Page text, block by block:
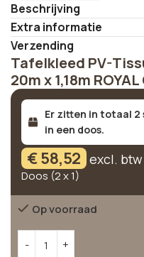
Beschrijving
Extra informatie
Verzending
Tafelkleed PV-
20m x 1,18m
Er zitten in totaal 2
in een doos.
€58,52 excl. btw
Doos (2 x 1)
Op voorraad